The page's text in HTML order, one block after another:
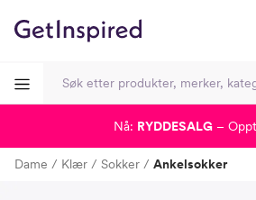
Dame Klær Sokker Ankelsokker
Nå: RYDDESALG –
-
-
-
-